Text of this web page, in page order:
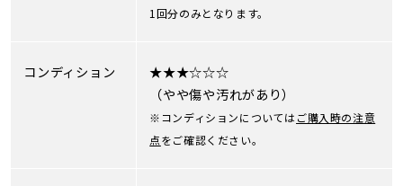
1回分のみとなります。
コンディション
★★★☆☆☆
（やや傷や汚れがあり）
※コンディションについてはご購入時の注意
点をご確認ください。